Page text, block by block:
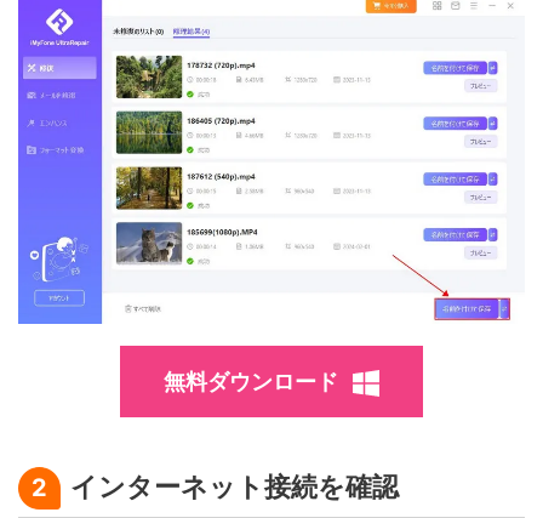
無料ダウンロード
2 インターネット接続を確認